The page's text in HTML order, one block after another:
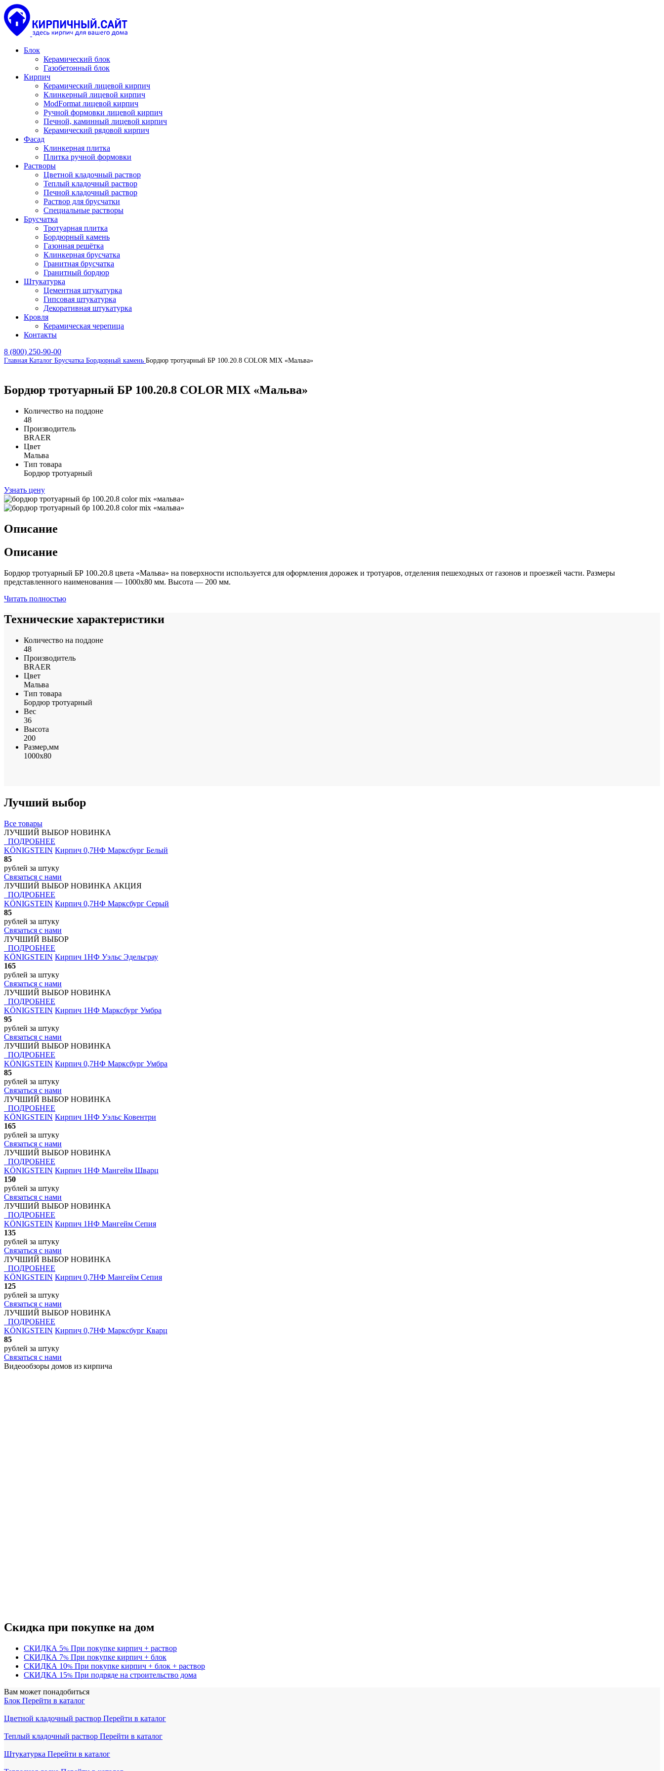
Блок
Керамический блок
Газобетонный блок
Кирпич
Керамический лицевой кирпич
Клинкерный лицевой кирпич
ModFormat лицевой кирпич
Ручной формовки лицевой кирпич
Печной, каминный лицевой кирпич
Керамический рядовой кирпич
Фасад
Клинкерная плитка
Плитка ручной формовки
Растворы
Цветной кладочный раствор
Теплый кладочный раствор
Печной кладочный раствор
Раствор для брусчатки
Специальные растворы
Брусчатка
Тротуарная плитка
Бордюрный камень
Газонная решётка
Клинкерная брусчатка
Гранитная брусчатка
Гранитный бордюр
Штукатурка
Цементная штукатурка
Гипсовая штукатурка
Декоративная штукатурка
Кровля
Керамическая черепица
Контакты
8 (800) 250-90-00
Главная Каталог Брусчатка Бордюрный камень Бордюр тротуарный БР 100.20.8 COLOR MIX «Мальва»
Бордюр тротуарный БР 100.20.8 COLOR MIX «Мальва»
Количество на поддоне
48
Производитель
BRAER
Цвет
Мальва
Тип товара
Бордюр тротуарный
Узнать цену
Описание
Описание
Бордюр тротуарный БР 100.20.8 цвета «Мальва» на поверхности используется для оформления дорожек и тротуаров, отделения пешеходных от газонов и проезжей части. Размеры
представленного наименования — 1000х80 мм. Высота — 200 мм.
Читать полностью
Технические характеристики
Количество на поддоне
48
Производитель
BRAER
Цвет
Мальва
Тип товара
Бордюр тротуарный
Вес
36
Высота
200
Размер,мм
1000х80
Лучший выбор
Все товары
ЛУЧШИЙ ВЫБОР НОВИНКА
ПОДРОБНЕЕ
KÖNIGSTEIN Кирпич 0,7НФ Марксбург Белый
85
рублей за штуку
Связаться с нами
ЛУЧШИЙ ВЫБОР НОВИНКА АКЦИЯ
ПОДРОБНЕЕ
KÖNIGSTEIN Кирпич 0,7НФ Марксбург Серый
85
рублей за штуку
Связаться с нами
ЛУЧШИЙ ВЫБОР
ПОДРОБНЕЕ
KÖNIGSTEIN Кирпич 1НФ Уэльс Эдельграу
165
рублей за штуку
Связаться с нами
ЛУЧШИЙ ВЫБОР НОВИНКА
ПОДРОБНЕЕ
KÖNIGSTEIN Кирпич 1НФ Марксбург Умбра
95
рублей за штуку
Связаться с нами
ЛУЧШИЙ ВЫБОР НОВИНКА
ПОДРОБНЕЕ
KÖNIGSTEIN Кирпич 0,7НФ Марксбург Умбра
85
рублей за штуку
Связаться с нами
ЛУЧШИЙ ВЫБОР НОВИНКА
ПОДРОБНЕЕ
KÖNIGSTEIN Кирпич 1НФ Уэльс Ковентри
165
рублей за штуку
Связаться с нами
ЛУЧШИЙ ВЫБОР НОВИНКА
ПОДРОБНЕЕ
KÖNIGSTEIN Кирпич 1НФ Мангейм Шварц
150
рублей за штуку
Связаться с нами
ЛУЧШИЙ ВЫБОР НОВИНКА
ПОДРОБНЕЕ
KÖNIGSTEIN Кирпич 1НФ Мангейм Сепия
135
рублей за штуку
Связаться с нами
ЛУЧШИЙ ВЫБОР НОВИНКА
ПОДРОБНЕЕ
KÖNIGSTEIN Кирпич 0,7НФ Мангейм Сепия
125
рублей за штуку
Связаться с нами
ЛУЧШИЙ ВЫБОР НОВИНКА
ПОДРОБНЕЕ
KÖNIGSTEIN Кирпич 0,7НФ Марксбург Кварц
85
рублей за штуку
Связаться с нами
Видеообзоры домов из кирпича
Скидка при покупке на дом
СКИДКА 5% При покупке кирпич + раствор
СКИДКА 7% При покупке кирпич + блок
СКИДКА 10% При покупке кирпич + блок + раствор
СКИДКА 15% При подряде на строительство дома
Вам может понадобиться
Блок Перейти в каталог
Цветной кладочный раствор Перейти в каталог
Теплый кладочный раствор Перейти в каталог
Штукатурка Перейти в каталог